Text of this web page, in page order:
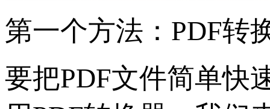
第一个方法：PDF转
要把PDF文件简单快